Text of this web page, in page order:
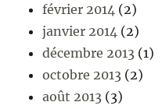
février 2014 (2)
janvier 2014 (2)
décembre 2013 (1)
octobre 2013 (2)
août 2013 (3)